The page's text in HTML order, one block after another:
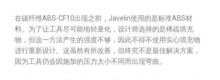
在碳纤维ABS-CF10出现之前，Javelin使用的是标准ABS材
料。为了让工具尽可能地轻量化，设计师选择的是稀疏填充
物，但这一方法产生的强度不够，因此不得不使用实心填充物
进行重新设计。这虽然有所改善，但终究不是最佳解决方案，
因为工具仍会因施加的压力大小不同而出现弯曲。